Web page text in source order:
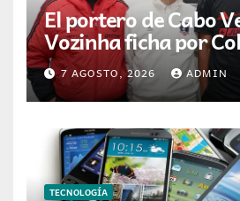
El portero de Cabo
Vozinha ficha por
JETOUR respalda su
etapa
7 AGOSTO, 2026 ADMIN
TECNOLOGÍA